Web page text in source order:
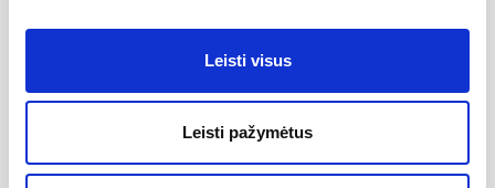
Leisti visus
Leisti pažymėtus
Nėra atsiliepimų